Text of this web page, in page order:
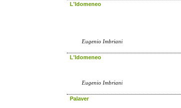
L'Idomeneo
Eugenio Imbriani
L'Idomeneo
Eugenio Imbriani
Palaver